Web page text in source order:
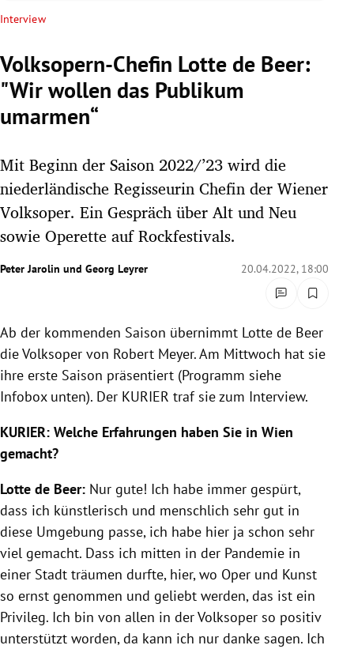
Untermenü
Untermenü
Untermenü
Untermenü
Untermenü
Untermenü
Interview
Volksopern-Chefin Lotte de Beer:
"Wir wollen das Publikum
umarmen“
Mit Beginn der Saison 2022/’23 wird die
niederländische Regisseurin Chefin der Wiener
Volksoper. Ein Gespräch über Alt und Neu
sowie Operette auf Rockfestivals.
Peter Jarolin und Georg Leyrer 20.04.2022, 18:00
Ab der kommenden Saison übernimmt Lotte de Beer
die Volksoper von Robert Meyer. Am Mittwoch hat sie
ihre erste Saison präsentiert (Programm siehe
Infobox unten). Der KURIER traf sie zum Interview.
KURIER: Welche Erfahrungen haben Sie in Wien
gemacht?
Lotte de Beer: Nur gute! Ich habe immer gespürt,
dass ich künstlerisch und menschlich sehr gut in
diese Umgebung passe, ich habe hier ja schon sehr
viel gemacht. Dass ich mitten in der Pandemie in
einer Stadt träumen durfte, hier, wo Oper und Kunst
so ernst genommen und geliebt werden, das ist ein
Privileg. Ich bin von allen in der Volksoper so positiv
unterstützt worden, da kann ich nur danke sagen. Ich